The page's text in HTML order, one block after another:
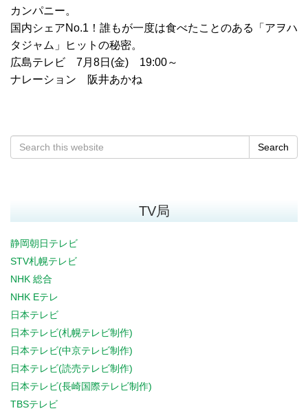
カンパニー。
国内シェアNo.1！誰もが一度は食べたことのある「アヲハ
タジャム」ヒットの秘密。
広島テレビ 7月8日(金) 19:00～
ナレーション 阪井あかね
Search
TV局
静岡朝日テレビ
STV札幌テレビ
NHK 総合
NHK Eテレ
日本テレビ
日本テレビ(札幌テレビ制作)
日本テレビ(中京テレビ制作)
日本テレビ(読売テレビ制作)
日本テレビ(長崎国際テレビ制作)
TBSテレビ